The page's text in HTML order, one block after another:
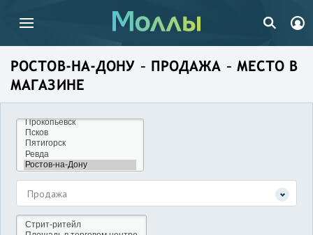
РОСТОВ-НА-ДОНУ – ПРОДАЖА – МЕСТО В
МАГАЗИНЕ
Продажа